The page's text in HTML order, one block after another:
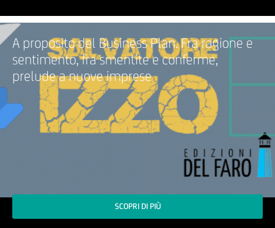
A proposito del Business Plan. Fra ragione e
sentimento, fra smentite e conferme,
prelude a nuove imprese
SCOPRI DI PIÙ